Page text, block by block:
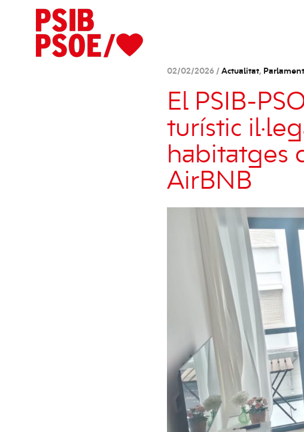
02/02/2026 / Actualitat,
El PSIB-
turístic
habitatges
AirBNB